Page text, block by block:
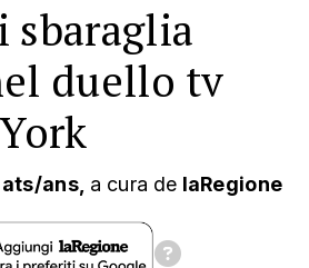
sbaraglia
duello tv
ats/ans, a cura de laRegione